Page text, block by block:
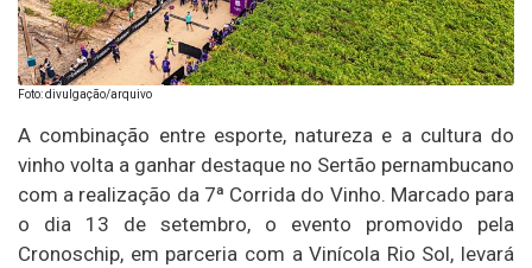
Foto: divulgação/arquivo
A combinação entre esporte, natureza e a cultura do
vinho volta a ganhar destaque no Sertão pernambucano
com a realização da 7ª Corrida do Vinho. Marcado para
o dia 13 de setembro, o evento promovido pela
Cronoschip, em parceria com a Vinícola Rio Sol, levará